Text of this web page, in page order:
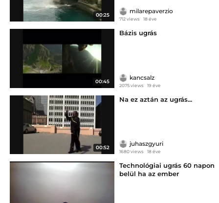
00:25
milarepaverzio
712 views 18 éve
00:45
Bázis ugrás
kancsalz
2075 views 19 éve
00:52
Na ez aztán az ugrás...
juhaszgyuri
1680 views 18 éve
Technológiai ugrás 60 napon
belül ha az ember